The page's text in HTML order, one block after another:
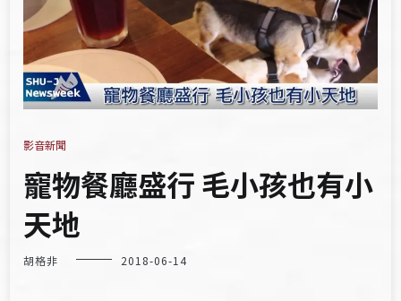
影音新聞
寵物餐廳盛行 毛小孩也有小
天地
胡格非 2018-06-14